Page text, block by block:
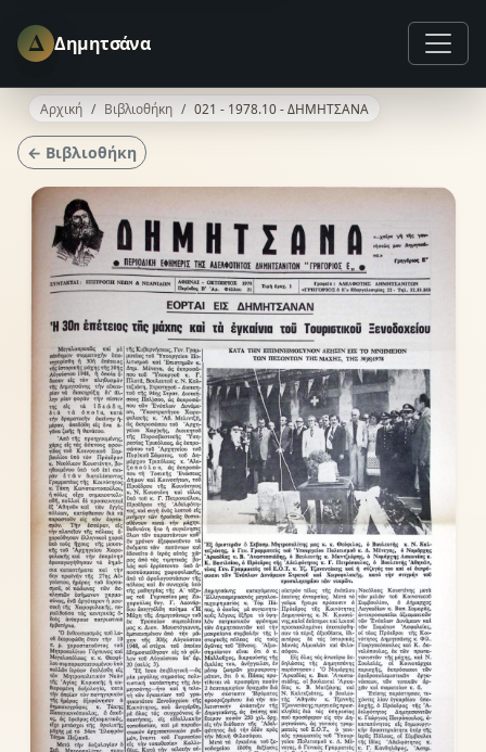
Δ Δημητσάνα
Αρχική Βιβλιοθήκη 021 - 1978.10 - ΔΗΜΗΤΣΑΝΑ
← Βιβλιοθήκη